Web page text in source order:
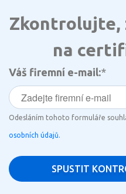
Zkontrolujte,
na
Váš firemní e-mail:*
Odesláním tohoto formuláře
osobních údajů.